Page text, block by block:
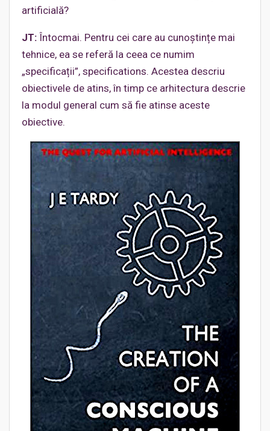
artificială?
JT: Întocmai. Pentru cei care au cunoștințe mai
tehnice, ea se referă la ceea ce numim
„specificații”, specifications. Acestea descriu
obiectivele de atins, în timp ce arhitectura descrie
la modul general cum să fie atinse aceste
obiective.